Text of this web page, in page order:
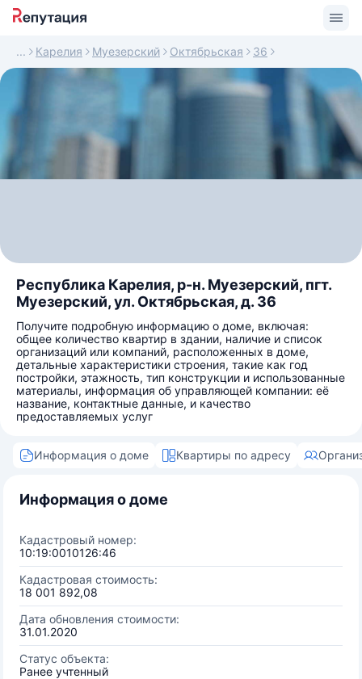
Карелия Муезерский Октябрьская 36
Республика Карелия, р-н. Муезерский, пгт.
Муезерский, ул. Октябрьская, д. 36
Получите подробную информацию о доме, включая:
общее количество квартир в здании, наличие и список
организаций или компаний, расположенных в доме,
детальные характеристики строения, такие как год
постройки, этажность, тип конструкции и использованные
материалы, информация об управляющей компании: её
название, контактные данные, и качество
предоставляемых услуг
Информация о доме Квартиры по адресу
Информация о доме
Кадастровый номер:
10:19:0010126:46
Кадастровая стоимость:
18 001 892,08
Дата обновления стоимости:
31.01.2020
Статус объекта:
Ранее учтенный